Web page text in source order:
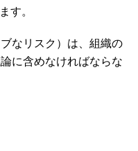
す。
なリスク）は、組織の
に含めなければならな